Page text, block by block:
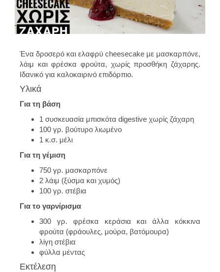
Ένα δροσερό και ελαφρύ cheesecake με μασκαρπόνε,
λάιμ και φρέσκα φρούτα, χωρίς προσθήκη ζάχαρης.
Ιδανικό για καλοκαιρινό επιδόρπιο.
Υλικά
Για τη βάση
1 συσκευασία μπισκότα digestive χωρίς ζάχαρη
100 γρ. βούτυρο λιωμένο
1 κ.σ. μέλι
Για τη γέμιση
750 γρ. μασκαρπόνε
2 λάιμ (ξύσμα και χυμός)
100 γρ. στέβια
Για το γαρνίρισμα
300 γρ. φρέσκα κεράσια και άλλα κόκκινα
φρούτα (φράουλες, μούρα, βατόμουρα)
λίγη στέβια
φύλλα μέντας
Εκτέλεση